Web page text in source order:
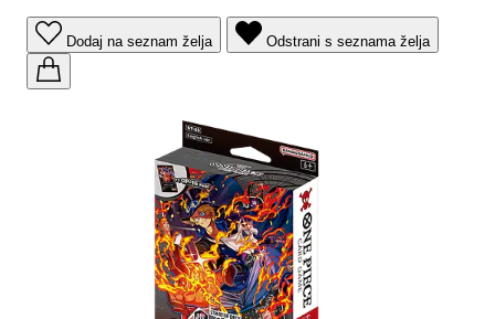
Dodaj na seznam želja Odstrani s seznama želja